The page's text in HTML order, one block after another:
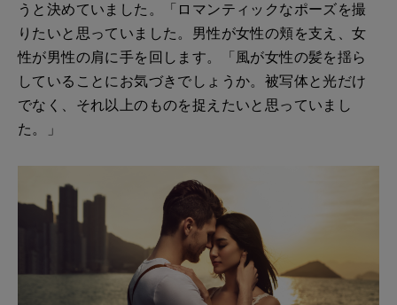
うと決めていました。「ロマンティックなポーズを撮
りたいと思っていました。男性が女性の頬を支え、女
性が男性の肩に手を回します。「風が女性の髪を揺ら
していることにお気づきでしょうか。被写体と光だけ
でなく、それ以上のものを捉えたいと思っていまし
た。」